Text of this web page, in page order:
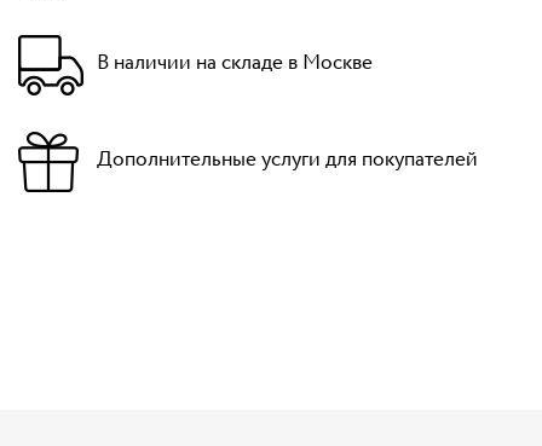
В наличии на складе в Москве
Дополнительные услуги для покупателей